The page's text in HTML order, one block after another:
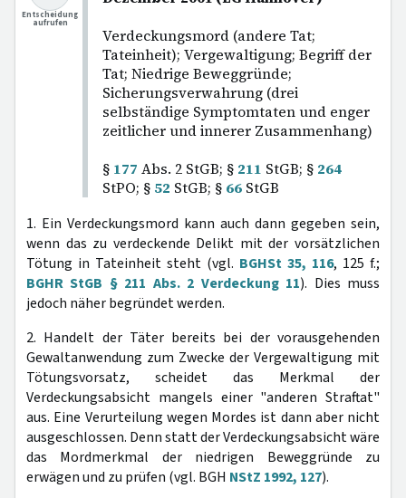
Verdeckungsmord (andere Tat;
Tateinheit); Vergewaltigung; Begriff der
Tat; Niedrige Beweggründe;
Sicherungsverwahrung (drei
selbständige Symptomtaten und enger
zeitlicher und innerer Zusammenhang)
§ 177 Abs. 2 StGB; § 211 StGB; § 264
StPO; § 52 StGB; § 66 StGB
Entscheidung
aufrufen
1. Ein Verdeckungsmord kann auch dann gegeben sein,
wenn das zu verdeckende Delikt mit der vorsätzlichen
Tötung in Tateinheit steht (vgl. BGHSt 35, 116, 125 f.;
BGHR StGB § 211 Abs. 2 Verdeckung 11). Dies muss
jedoch näher begründet werden.
2. Handelt der Täter bereits bei der vorausgehenden
Gewaltanwendung zum Zwecke der Vergewaltigung mit
Tötungsvorsatz, scheidet das Merkmal der
Verdeckungsabsicht mangels einer "anderen Straftat"
aus. Eine Verurteilung wegen Mordes ist dann aber nicht
ausgeschlossen. Denn statt der Verdeckungsabsicht wäre
das Mordmerkmal der niedrigen Beweggründe zu
erwägen und zu prüfen (vgl. BGH NStZ 1992, 127).